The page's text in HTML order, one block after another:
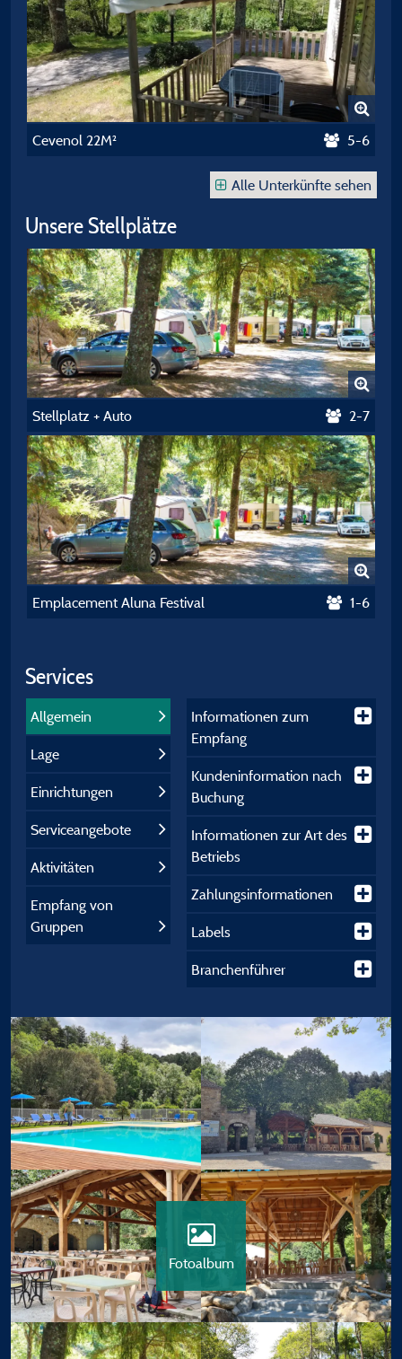
Cevenol 22M² 5-6
Alle Unterkünfte sehen
Unsere Stellplätze
Stellplatz + Auto 2-7
Emplacement Aluna Festival 1-6
Services
Allgemein
Lage
Einrichtungen
Serviceangebote
Aktivitäten
Empfang von
Gruppen
Informationen zum
Empfang
Kundeninformation nach
Buchung
Informationen zur Art des
Betriebs
Zahlungsinformationen
Labels
Branchenführer
Fotoalbum